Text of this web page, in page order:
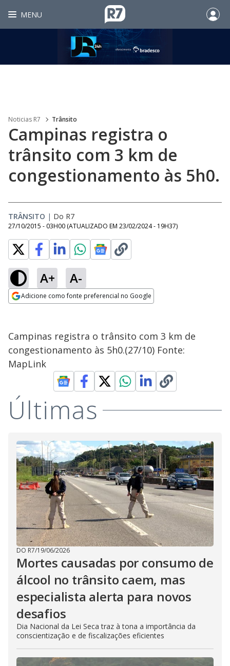
MENU
Noticias R7 Trânsito
Campinas registra o
trânsito com 3 km de
congestionamento às 5h0.
TRÂNSITO | Do R7
27/10/2015 - 03H00 (ATUALIZADO EM 23/02/2024 - 19H37)
A+ A-
Adicione como fonte preferencial no Google
Campinas registra o trânsito com 3 km de
congestionamento às 5h0.(27/10) Fonte:
MapLink
Últimas
DO R7/19/06/2026
Mortes causadas por consumo de
álcool no trânsito caem, mas
especialista alerta para novos
desafios
Dia Nacional da Lei Seca traz à tona a importância da
conscientização e de fiscalizações eficientes